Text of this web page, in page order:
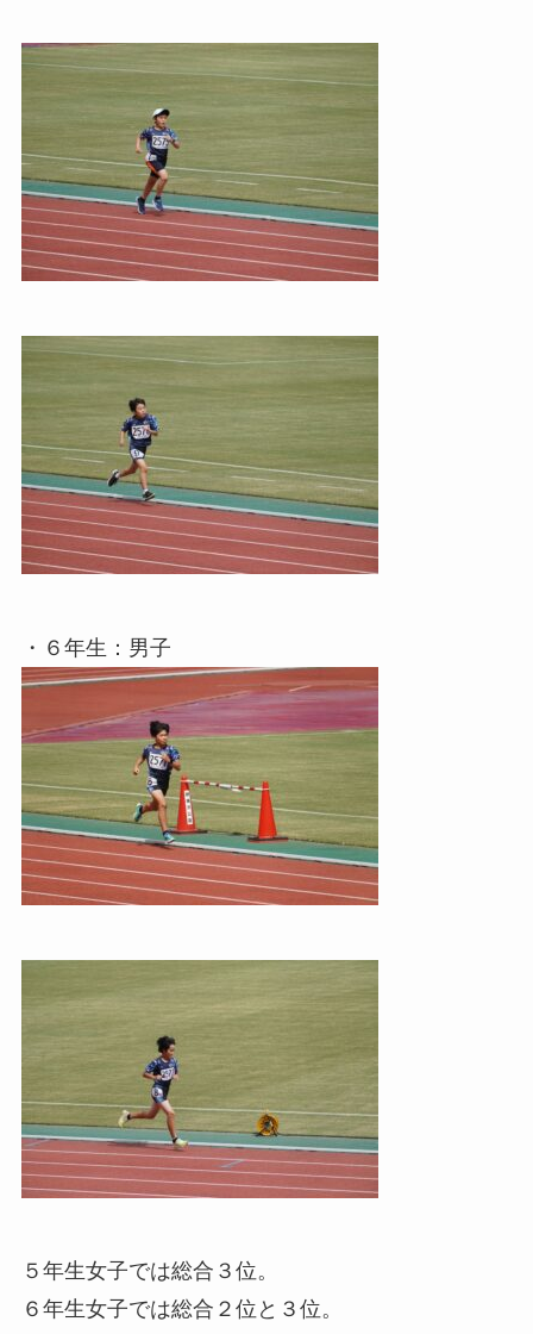
・６年生：男子
５年生女子では総合３位。
６年生女子では総合２位と３位。